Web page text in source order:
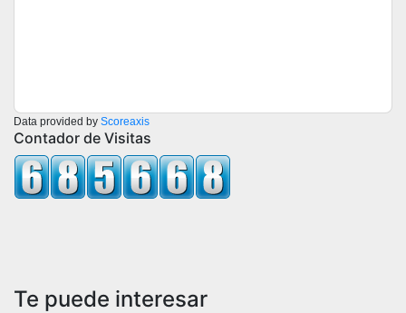
Data provided by Scoreaxis
Contador de Visitas
Te puede interesar